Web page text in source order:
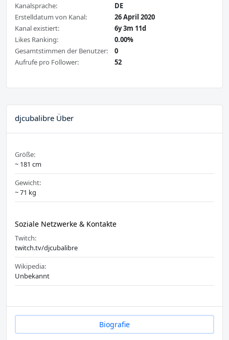
Kanalsprache:
DE
Erstelldatum von Kanal:
26 April 2020
Kanal existiert:
6y 3m 11d
Likes Ranking:
0.00%
Gesamtstimmen der Benutzer:
0
Aufrufe pro Follower:
52
djcubalibre Über
Größe:
~ 181 cm
Gewicht:
~ 71 kg
Soziale Netzwerke & Kontakte
Twitch:
twitch.tv/djcubalibre
Wikipedia:
Unbekannt
Biografie